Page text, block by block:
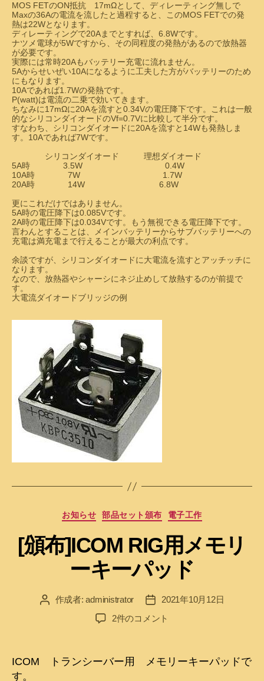
MOS FETのON抵抗 17mΩとして、ディレーティング無しで
Maxの36Aの電流を流したと過程すると、このMOS FETでの発
熱は22Wとなります。
ディレーティングで20Aまでとすれば、6.8Wです。
ナツメ電球が5Wですから、その同程度の発熱があるので放熱器
が必要です。
実際には常時20Aもバッテリー充電に流れません。
5Aからせいぜい10Aになるように工夫した方がバッテリーのため
にもなります。
10Aであれば1.7Wの発熱です。
P(watt)は電流の二乗で効いてきます。
ちなみに17mΩに20Aを流すと0.34Vの電圧降下です。これは一般
的なシリコンダイオードのVf=0.7Vに比較して半分です。
すなわち、シリコンダイオードに20Aを流すと14Wも発熱しま
す。10Aであれば7Wです。
シリコンダイオード 理想ダイオード
5A時 3.5W 0.4W
10A時 7W 1.7W
20A時 14W 6.8W
更にこれだけではありません。
5A時の電圧降下は0.085Vです。
2A時の電圧降下は0.034Vです。もう無視できる電圧降下です。
言わんとすることは、メインバッテリーからサブバッテリーへの
充電は満充電まで行えることが最大の利点です。
余談ですが、シリコンダイオードに大電流を流すとアッチッチに
なります。
なので、放熱器やシャーシにネジ止めして放熱するのが前提で
す。
大電流ダイオードブリッジの例
カ
ゴ
リ
ー
お知らせ 部品セット頒布 電子工作
[頒布]ICOM RIG用メモリ
ーキーパッド
投 作成者:administrator
投
2021年10月12日
[頒
用
2件のコメント
ICOM トランシーバー用 メモリーキーパッドで
す。